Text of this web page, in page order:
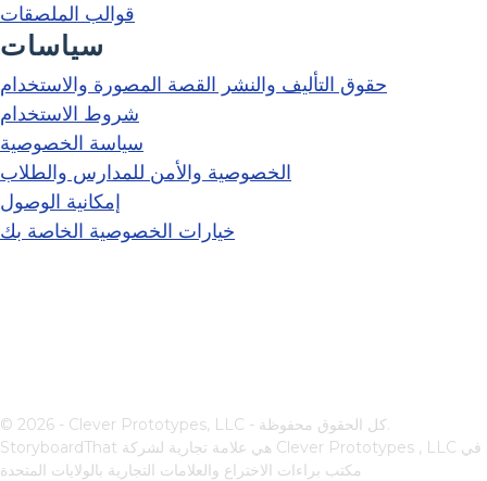
قوالب الملصقات
سياسات
حقوق التأليف والنشر القصة المصورة والاستخدام
شروط الاستخدام
سياسة الخصوصية
الخصوصية والأمن للمدارس والطلاب
إمكانية الوصول
خيارات الخصوصية الخاصة بك
© 2026 - Clever Prototypes, LLC - كل الحقوق محفوظة.
Clever Prototypes , LLC
مكتب براءات الاختراع والعلامات التجارية بالولايات المتحدة